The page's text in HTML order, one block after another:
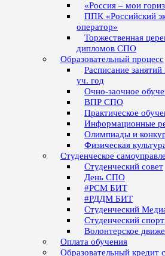
«Россия – мои
ППК «Российский
оператор»
Торжественная
дипломов СПО
Образовательный процесс
Расписание
уч. год
Очно-заочное
ВПР СПО
Практическое
Информационные
Олимпиады и
Физическая
Студенческое
Студенческий совет
День СПО
#РСМ БИТ
#РДДМ БИТ
Студенческий
Студенческий
Волонтерское
Оплата обучения
Образовательный кредит